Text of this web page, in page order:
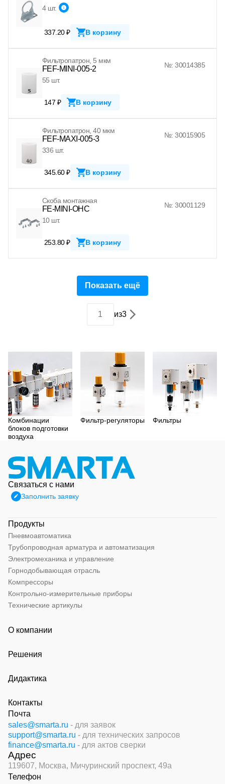
4 шт.
337.20 ₽ В корзину
Фильтропатрон, 5 мкм
FEF-MINI-005-2
№: 30014385
55 шт.
147 ₽ В корзину
Фильтропатрон, 40 мкм
FEF-MAXI-005-3
№: 30015905
336 шт.
345.60 ₽ В корзину
Скоба монтажная
FE-MINI-OHC
№: 30001129
10 шт.
253.80 ₽ В корзину
Показать ещё
из3
Комбинации
блоков подготовки
воздуха
Фильтр-регуляторы Фильтры
Связаться с нами
Заполнить заявку
Продукты
Пневмоавтоматика
Трубопроводная арматура и автоматизация
Электромеханика и управление
Горнодобывающая отрасль
Компрессоры
Контрольно-измерительные приборы
Технические артикулы
О компании
Решения
Дидактика
Контакты
Почта
sales@smarta.ru - для заявок
support@smarta.ru - для технических запросов
finance@smarta.ru - для актов сверки
Адрес
119607, Москва, Мичуринский проспект, 49а
Телефон